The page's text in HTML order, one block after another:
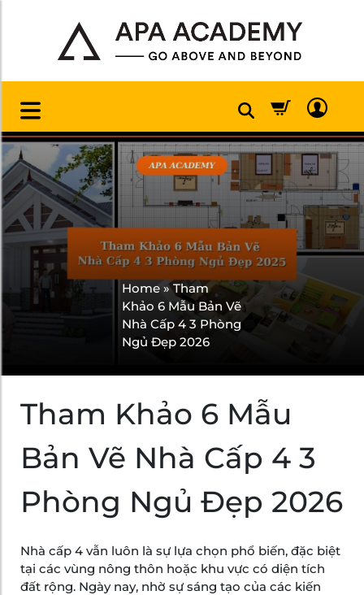
Home »Tham
Khảo 6 Mẫu Bản Vẽ
Nhà Cấp 4 3 Phòng
Ngủ Đẹp 2026
Tham Khảo 6 Mẫu
Bản Vẽ Nhà Cấp 4 3
Phòng Ngủ Đẹp 2026
Nhà cấp 4 vẫn luôn là sự lựa chọn phổ biến, đặc biệt
tại các vùng nông thôn hoặc khu vực có diện tích
đất rộng. Ngày nay, nhờ sự sáng tạo của các kiến